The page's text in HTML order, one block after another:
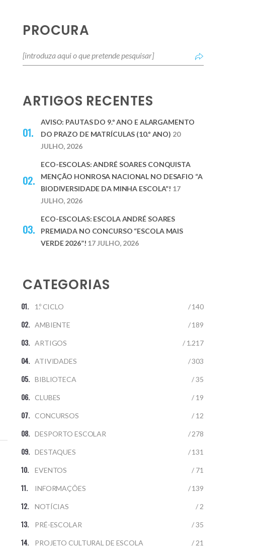
PROCURA
ARTIGOS RECENTES
AVISO: PAUTAS DO 9.º ANO E ALARGAMENTO
DO PRAZO DE MATRÍCULAS (10.º ANO) 20
JULHO, 2026
ECO-ESCOLAS: ANDRÉ SOARES CONQUISTA
MENÇÃO HONROSA NACIONAL NO DESAFIO “A
BIODIVERSIDADE DA MINHA ESCOLA”! 17
JULHO, 2026
ECO-ESCOLAS: ESCOLA ANDRÉ SOARES
PREMIADA NO CONCURSO “ESCOLA MAIS
VERDE 2026”! 17 JULHO, 2026
CATEGORIAS
1.º CICLO / 140
AMBIENTE / 189
ARTIGOS / 1.217
ATIVIDADES / 303
BIBLIOTECA / 35
CLUBES / 19
CONCURSOS / 12
DESPORTO ESCOLAR / 278
DESTAQUES / 131
EVENTOS / 71
INFORMAÇÕES / 139
NOTÍCIAS / 2
PRÉ-ESCOLAR / 35
PROJETO CULTURAL DE ESCOLA / 21